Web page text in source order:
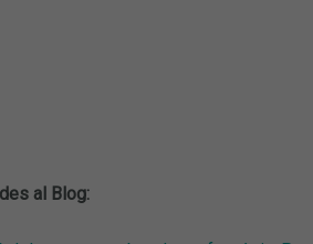
al Blog: